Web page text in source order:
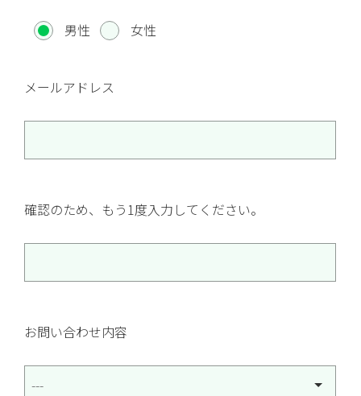
男性 女性
メールアドレス
確認のため、もう1度入力してください。
お問い合わせ内容